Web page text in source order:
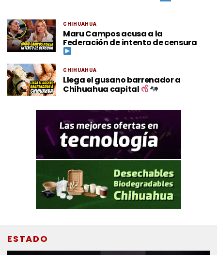
CHIHUAHUA
Maru Campos acusa a la
Federación de intento de censura
CHIHUAHUA
Llega el gusano barrenador a
Chihuahua capital
ESTADO